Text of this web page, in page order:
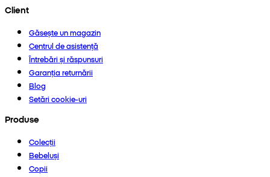
Client
Găsește un magazin
Centrul de asistență
Întrebări și răspunsuri
Garanția returnării
Blog
Setări cookie-uri
Produse
Colecții
Bebeluși
Copii